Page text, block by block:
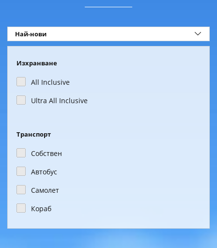
Изхранване
All Inclusive
Ultra All Inclusive
Транспорт
Собствен
Автобус
Самолет
Кораб